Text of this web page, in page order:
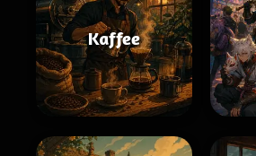
Kaffee